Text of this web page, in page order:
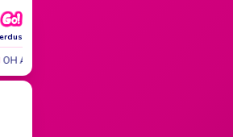
AMOUR SI TU POUVAIT SAVOIR COMME JE SUIS